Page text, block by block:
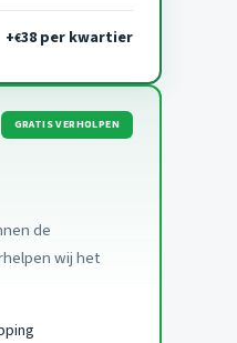
+€38 per kwartier
GRATIS VERHOLPEN
de
wij het